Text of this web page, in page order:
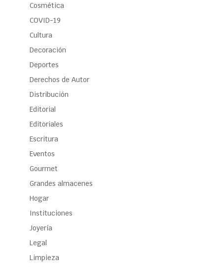
Cosmética
COVID-19
Cultura
Decoración
Deportes
Derechos de Autor
Distribución
Editorial
Editoriales
Escritura
Eventos
Gourmet
Grandes almacenes
Hogar
Instituciones
Joyería
Legal
Limpieza